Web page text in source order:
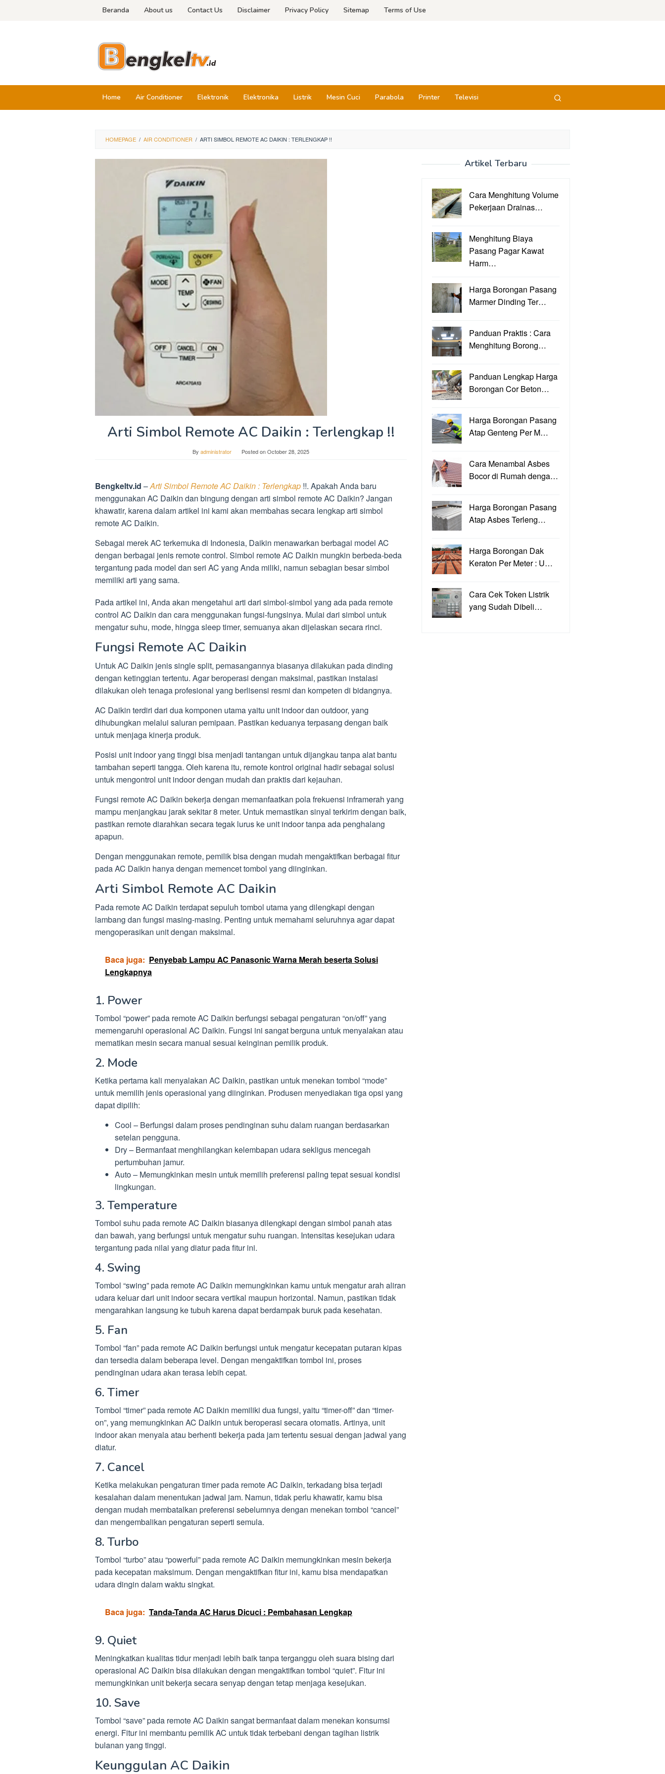
Beranda About us Contact Us Disclaimer Privacy Policy Sitemap Terms of Use
Home Air Conditioner Elektronik Elektronika Listrik Mesin Cuci Parabola Printer Televisi
HOMEPAGE / AIR CONDITIONER / ARTI SIMBOL REMOTE AC DAIKIN : TERLENGKAP !!
Arti Simbol Remote AC Daikin : Terlengkap !!
By administrator Posted onOctober 28, 2025
Bengkeltv.id –Arti Simbol Remote AC Daikin : Terlengkap !!. Apakah Anda baru
menggunakan AC Daikin dan bingung dengan arti simbol remote AC Daikin? Jangan
khawatir, karena dalam artikel ini kami akan membahas secara lengkap arti simbol
remote AC Daikin.
Sebagai merek AC terkemuka di Indonesia, Daikin menawarkan berbagai model AC
dengan berbagai jenis remote control. Simbol remote AC Daikin mungkin berbeda-beda
tergantung pada model dan seri AC yang Anda miliki, namun sebagian besar simbol
memiliki arti yang sama.
Pada artikel ini, Anda akan mengetahui arti dari simbol-simbol yang ada pada remote
control AC Daikin dan cara menggunakan fungsi-fungsinya. Mulai dari simbol untuk
mengatur suhu, mode, hingga sleep timer, semuanya akan dijelaskan secara rinci.
Fungsi Remote AC Daikin
Untuk AC Daikin jenis single split, pemasangannya biasanya dilakukan pada dinding
dengan ketinggian tertentu. Agar beroperasi dengan maksimal, pastikan instalasi
dilakukan oleh tenaga profesional yang berlisensi resmi dan kompeten di bidangnya.
AC Daikin terdiri dari dua komponen utama yaitu unit indoor dan outdoor, yang
dihubungkan melalui saluran pemipaan. Pastikan keduanya terpasang dengan baik
untuk menjaga kinerja produk.
Posisi unit indoor yang tinggi bisa menjadi tantangan untuk dijangkau tanpa alat bantu
tambahan seperti tangga. Oleh karena itu, remote kontrol original hadir sebagai solusi
untuk mengontrol unit indoor dengan mudah dan praktis dari kejauhan.
Fungsi remote AC Daikin bekerja dengan memanfaatkan pola frekuensi inframerah yang
mampu menjangkau jarak sekitar 8 meter. Untuk memastikan sinyal terkirim dengan baik,
pastikan remote diarahkan secara tegak lurus ke unit indoor tanpa ada penghalang
apapun.
Dengan menggunakan remote, pemilik bisa dengan mudah mengaktifkan berbagai fitur
pada AC Daikin hanya dengan memencet tombol yang diinginkan.
Arti Simbol Remote AC Daikin
Pada remote AC Daikin terdapat sepuluh tombol utama yang dilengkapi dengan
lambang dan fungsi masing-masing. Penting untuk memahami seluruhnya agar dapat
mengoperasikan unit dengan maksimal.
Baca juga: Penyebab Lampu AC Panasonic Warna Merah beserta Solusi
Lengkapnya
1. Power
Tombol “power” pada remote AC Daikin berfungsi sebagai pengaturan “on/off” yang
memengaruhi operasional AC Daikin. Fungsi ini sangat berguna untuk menyalakan atau
mematikan mesin secara manual sesuai keinginan pemilik produk.
2. Mode
Ketika pertama kali menyalakan AC Daikin, pastikan untuk menekan tombol “mode”
untuk memilih jenis operasional yang diinginkan. Produsen menyediakan tiga opsi yang
dapat dipilih:
Cool – Berfungsi dalam proses pendinginan suhu dalam ruangan berdasarkan
setelan pengguna.
Dry – Bermanfaat menghilangkan kelembapan udara sekligus mencegah
pertumbuhan jamur.
Auto – Memungkinkan mesin untuk memilih preferensi paling tepat sesuai kondisi
lingkungan.
3. Temperature
Tombol suhu pada remote AC Daikin biasanya dilengkapi dengan simbol panah atas
dan bawah, yang berfungsi untuk mengatur suhu ruangan. Intensitas kesejukan udara
tergantung pada nilai yang diatur pada fitur ini.
4. Swing
Tombol “swing” pada remote AC Daikin memungkinkan kamu untuk mengatur arah aliran
udara keluar dari unit indoor secara vertikal maupun horizontal. Namun, pastikan tidak
mengarahkan langsung ke tubuh karena dapat berdampak buruk pada kesehatan.
5. Fan
Tombol “fan” pada remote AC Daikin berfungsi untuk mengatur kecepatan putaran kipas
dan tersedia dalam beberapa level. Dengan mengaktifkan tombol ini, proses
pendinginan udara akan terasa lebih cepat.
6. Timer
Tombol “timer” pada remote AC Daikin memiliki dua fungsi, yaitu “timer-off” dan “timer-
on”, yang memungkinkan AC Daikin untuk beroperasi secara otomatis. Artinya, unit
indoor akan menyala atau berhenti bekerja pada jam tertentu sesuai dengan jadwal yang
diatur.
7. Cancel
Ketika melakukan pengaturan timer pada remote AC Daikin, terkadang bisa terjadi
kesalahan dalam menentukan jadwal jam. Namun, tidak perlu khawatir, kamu bisa
dengan mudah membatalkan preferensi sebelumnya dengan menekan tombol “cancel”
dan mengembalikan pengaturan seperti semula.
8. Turbo
Tombol “turbo” atau “powerful” pada remote AC Daikin memungkinkan mesin bekerja
pada kecepatan maksimum. Dengan mengaktifkan fitur ini, kamu bisa mendapatkan
udara dingin dalam waktu singkat.
Baca juga: Tanda-Tanda AC Harus Dicuci : Pembahasan Lengkap
9. Quiet
Meningkatkan kualitas tidur menjadi lebih baik tanpa terganggu oleh suara bising dari
operasional AC Daikin bisa dilakukan dengan mengaktifkan tombol “quiet”. Fitur ini
memungkinkan unit bekerja secara senyap dengan tetap menjaga kesejukan.
10. Save
Tombol “save” pada remote AC Daikin sangat bermanfaat dalam menekan konsumsi
energi. Fitur ini membantu pemilik AC untuk tidak terbebani dengan tagihan listrik
bulanan yang tinggi.
Keunggulan AC Daikin
Artikel Terbaru
Cara Menghitung Volume
Pekerjaan Drainas…
Menghitung Biaya
Pasang Pagar Kawat
Harm…
Harga Borongan Pasang
Marmer Dinding Ter…
Panduan Praktis : Cara
Menghitung Borong…
Panduan Lengkap Harga
Borongan Cor Beton…
Harga Borongan Pasang
Atap Genteng Per M…
Cara Menambal Asbes
Bocor di Rumah denga…
Harga Borongan Pasang
Atap Asbes Terleng…
Harga Borongan Dak
Keraton Per Meter : U…
Cara Cek Token Listrik
yang Sudah Dibeli…